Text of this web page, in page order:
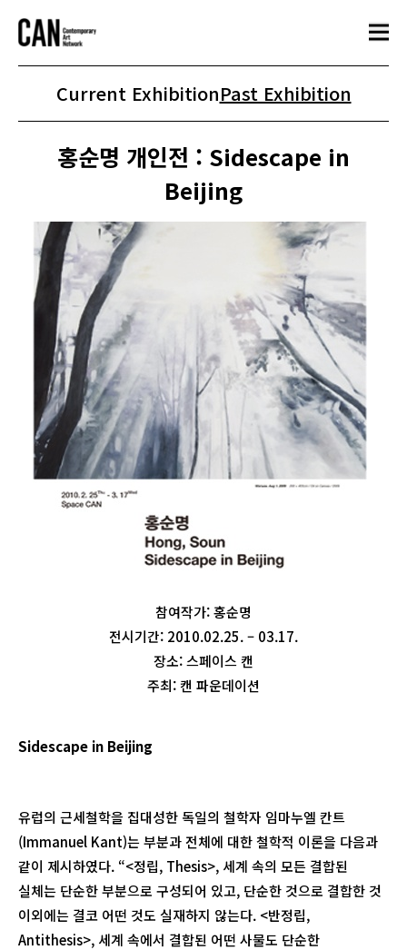
Current ExhibitionPast Exhibition
홍순명 개인전 : Sidescape in
Beijing
참여작가: 홍순명
전시기간: 2010.02.25. – 03.17.
장소: 스페이스 캔
주최: 캔 파운데이션
Sidescape in Beijing
유럽의 근세철학을 집대성한 독일의 철학자 임마누엘 칸트
(Immanuel Kant)는 부분과 전체에 대한 철학적 이론을 다음과
같이 제시하였다. “<정립, Thesis>, 세계 속의 모든 결합된
실체는 단순한 부분으로 구성되어 있고, 단순한 것으로 결합한 것
이외에는 결코 어떤 것도 실재하지 않는다. <반정립,
Antithesis>, 세계 속에서 결합된 어떤 사물도 단순한